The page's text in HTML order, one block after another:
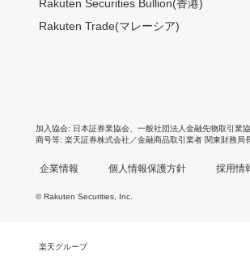
Rakuten Securities Bullion(香港)
Rakuten Trade(マレーシア)
加入協会 日本証券業協会 一般社団法人金融先物取引業
商号等 楽天証券株式会社／金融商品取引業者 関東財務
企業情報 個人情報保護方針 採用情
© Rakuten Securities, Inc.
楽天グループ